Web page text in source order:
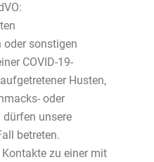
oder sonstigen
COVID-19-
Husten,
oder
dürfen unsere
betreten.
zu einer mit